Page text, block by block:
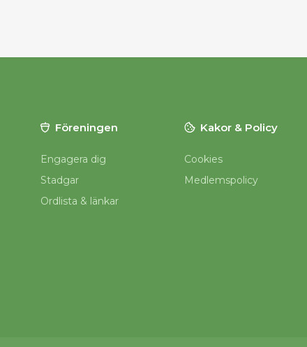
Föreningen
Engagera dig
Stadgar
Ordlista & länkar
Kakor & Policy
Cookies
Medlemspolicy